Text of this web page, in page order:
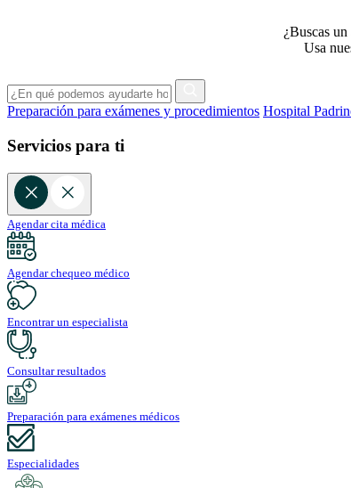
¿Buscas
Usa
Preparación para exámenes y procedimientos Hospital
Servicios para ti
Agendar cita médica
Agendar chequeo médico
Encontrar un especialista
Consultar resultados
Preparación para exámenes médicos
Especialidades